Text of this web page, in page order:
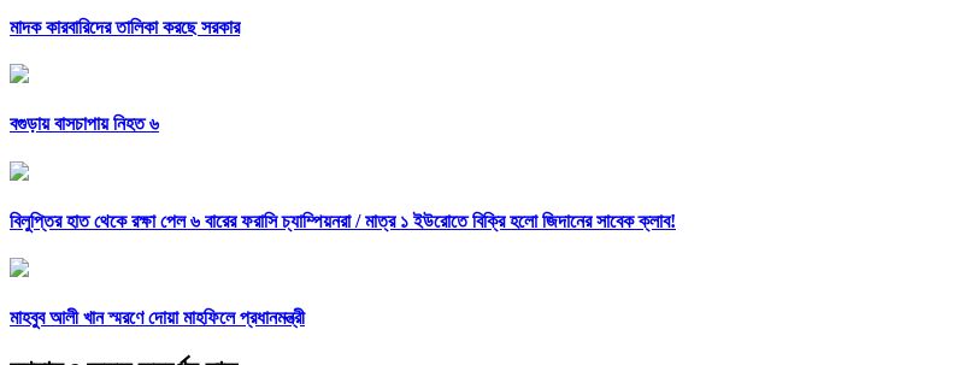
মাদক কারবারিদের তালিকা করছে সরকার
বগুড়ায় বাসচাপায় নিহত ৬
বিলুপ্তির হাত থেকে রক্ষা পেল ৬ বারের ফরাসি চ্যাম্পিয়নরা /মাত্র ১ ইউরোতে বিক্রি হলো জিদানের সাবেক ক্লাব!
মাহবুব আলী খান স্মরণে দোয়া মাহফিলে প্রধানমন্ত্রী